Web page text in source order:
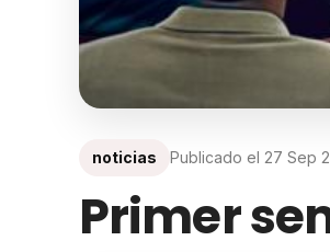
noticias Publicado el 27 Sep
Primer